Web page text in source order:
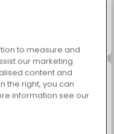
to measure and
our marketing
content and
the right, you can
information see our